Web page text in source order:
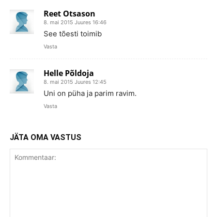
Reet Otsason
8. mai 2015 Juures 16:46
See tõesti toimib
Vasta
Helle Põldoja
8. mai 2015 Juures 12:45
Uni on püha ja parim ravim.
Vasta
JÄTA OMA VASTUS